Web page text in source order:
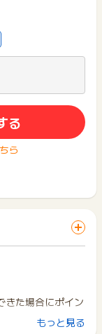
る
ら
きた場合にポイン
もっと見る